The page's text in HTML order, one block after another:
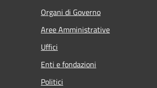
Organi di Governo
Aree Amministrative
Uffici
Enti e fondazioni
Politici